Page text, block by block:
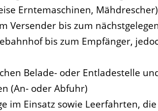
Erntemaschinen, Mähdrescher)
Versender bis zum
bis zum Empfänger,
Belade- oder Entladestelle
(An- oder Abfuhr)
im Einsatz sowie Leerfahrten,